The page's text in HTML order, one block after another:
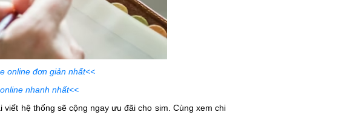
online đơn giản nhất<<
nhanh nhất<<
hệ thống sẽ cộng ngay ưu đãi cho sim. Cùng xem chi